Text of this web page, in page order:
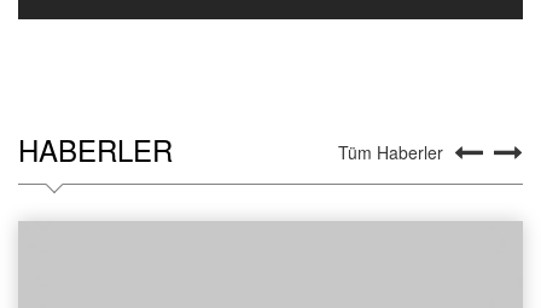
HABERLER Tüm Haberler